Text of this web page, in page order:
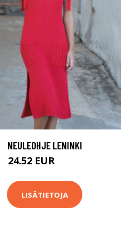
NEULEOHJE LENINKI
24.52 EUR
LISÄTIETOJA